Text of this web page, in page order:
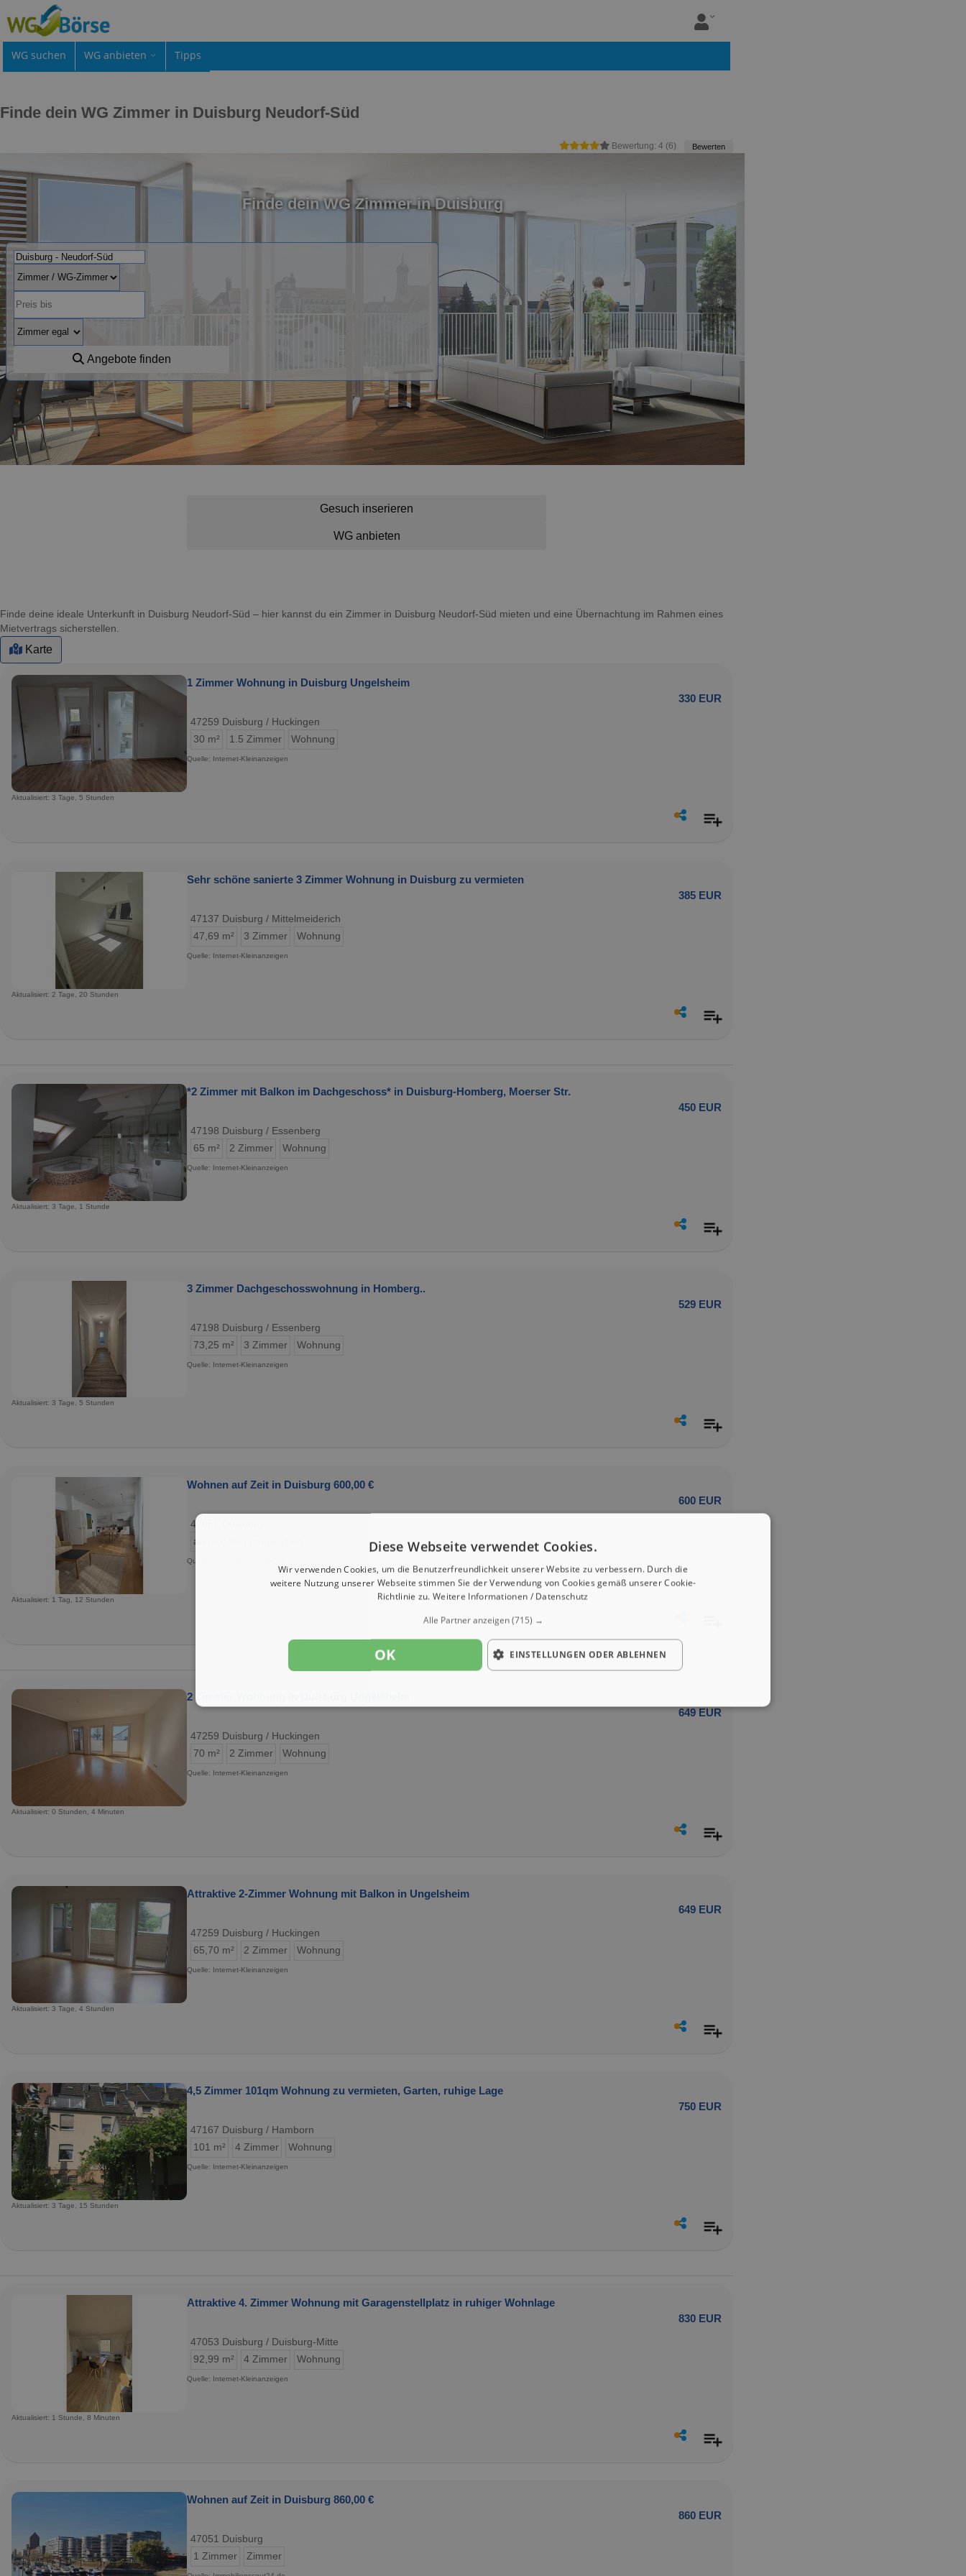
WG suchen WG anbieten Tipps
Finde dein WG Zimmer in Duisburg Neudorf-Süd
Bewertung: 4 (6) Bewerten
Finde dein WG Zimmer in Duisburg
Angebote finden
Gesuch inserieren
WG anbieten
Finde deine ideale Unterkunft in Duisburg Neudorf-Süd – hier kannst du ein Zimmer in Duisburg Neudorf-Süd mieten und eine Übernachtung im Rahmen eines
Mietvertrags sicherstellen.
Karte
1 Zimmer Wohnung in Duisburg Ungelsheim
330 EUR
47259 Duisburg / Huckingen
30 m²
1.5 Zimmer Wohnung
Quelle: Internet-Kleinanzeigen
Aktualisiert: 3 Tage, 5 Stunden
Sehr schöne sanierte 3 Zimmer Wohnung in Duisburg zu vermieten
385 EUR
47137 Duisburg / Mittelmeiderich
47,69 m²
3 Zimmer Wohnung
Quelle: Internet-Kleinanzeigen
Aktualisiert: 2 Tage, 20 Stunden
*2 Zimmer mit Balkon im Dachgeschoss* in Duisburg-Homberg, Moerser Str.
450 EUR
47198 Duisburg / Essenberg
65 m²
2 Zimmer Wohnung
Quelle: Internet-Kleinanzeigen
Aktualisiert: 3 Tage, 1 Stunde
3 Zimmer Dachgeschosswohnung in Homberg..
529 EUR
47198 Duisburg / Essenberg
73,25 m²
3 Zimmer Wohnung
Quelle: Internet-Kleinanzeigen
Aktualisiert: 3 Tage, 5 Stunden
Wohnen auf Zeit in Duisburg 600,00 €
600 EUR
47051 Duisburg
andere Wohnungstypen
Quelle: Immobilienscout24.de
Aktualisiert: 1 Tag, 12 Stunden
2 Zimmer Wohnung in Duisburg Ungelsheim
649 EUR
47259 Duisburg / Huckingen
70 m²
2 Zimmer Wohnung
Quelle: Internet-Kleinanzeigen
Aktualisiert: 0 Stunden, 4 Minuten
Attraktive 2-Zimmer Wohnung mit Balkon in Ungelsheim
649 EUR
47259 Duisburg / Huckingen
65,70 m²
2 Zimmer Wohnung
Quelle: Internet-Kleinanzeigen
Aktualisiert: 3 Tage, 4 Stunden
4,5 Zimmer 101qm Wohnung zu vermieten, Garten, ruhige Lage
750 EUR
47167 Duisburg / Hamborn
101 m²
4 Zimmer Wohnung
Quelle: Internet-Kleinanzeigen
Aktualisiert: 3 Tage, 15 Stunden
Attraktive 4. Zimmer Wohnung mit Garagenstellplatz in ruhiger Wohnlage
830 EUR
47053 Duisburg / Duisburg-Mitte
92,99 m²
4 Zimmer Wohnung
Quelle: Internet-Kleinanzeigen
Aktualisiert: 1 Stunde, 8 Minuten
Wohnen auf Zeit in Duisburg 860,00 €
860 EUR
47051 Duisburg
1 Zimmer
Zimmer
Diese Webseite verwendet Cookies.
Wir verwenden Cookies, um die Benutzerfreundlichkeit unserer Website zu verbessern. Durch die
weitere Nutzung unserer Webseite stimmen Sie der Verwendung von Cookies gemäß unserer Cookie-
Richtlinie zu. Weitere Informationen / Datenschutz
Alle Partner anzeigen(715) →
OK EINSTELLUNGEN ODER ABLEHNEN